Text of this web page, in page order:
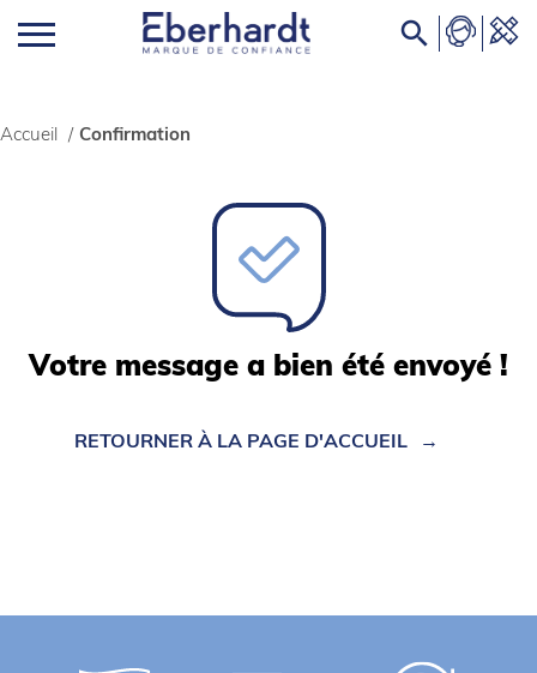

Accueil / Confirmation
Votre message a bien été envoyé !
RETOURNER À LA PAGE D'ACCUEIL